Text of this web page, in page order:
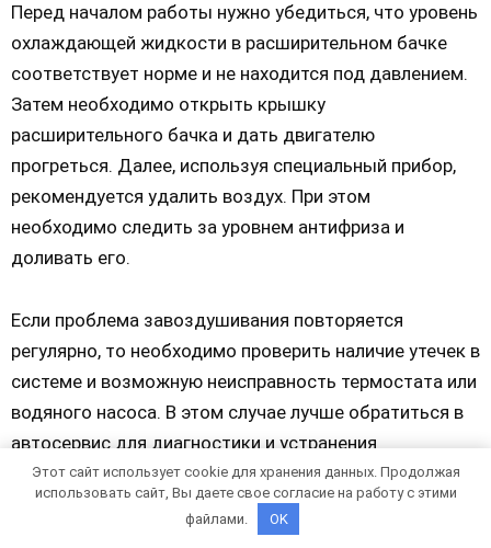
Перед началом работы нужно убедиться, что уровень
охлаждающей жидкости в расширительном бачке
соответствует норме и не находится под давлением.
Затем необходимо открыть крышку
расширительного бачка и дать двигателю
прогреться. Далее, используя специальный прибор,
рекомендуется удалить воздух. При этом
необходимо следить за уровнем антифриза и
доливать его.
Если проблема завоздушивания повторяется
регулярно, то необходимо проверить наличие утечек в
системе и возможную неисправность термостата или
водяного насоса. В этом случае лучше обратиться в
автосервис для диагностики и устранения
неисправностей.
Этот сайт использует cookie для хранения данных. Продолжая
использовать сайт, Вы даете свое согласие на работу с этими
файлами.
OK